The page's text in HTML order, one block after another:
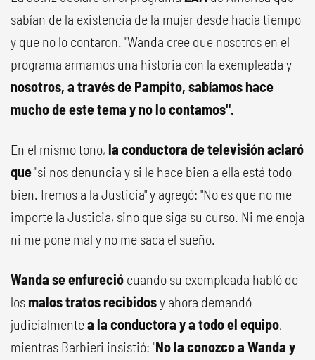
sabían de la existencia de la mujer desde hacía tiempo
y que no lo contaron. "Wanda cree que nosotros en el
programa armamos una historia con la exempleada y
nosotros, a través de Pampito, sabíamos hace
mucho de este tema y no lo contamos".
En el mismo tono, la conductora de televisión aclaró
que"si nos denuncia y si le hace bien a ella está todo
bien. Iremos a la Justicia" y agregó: "No es que no me
importe la Justicia, sino que siga su curso. Ni me enoja
ni me pone mal y no me saca el sueño.
Wanda se enfureció cuando su exempleada habló de
los malos tratos recibidosy ahora demandó
judicialmentea la conductora y a todo el equipo,
mientras Barbieri insistió: "No la conozco a Wanda y